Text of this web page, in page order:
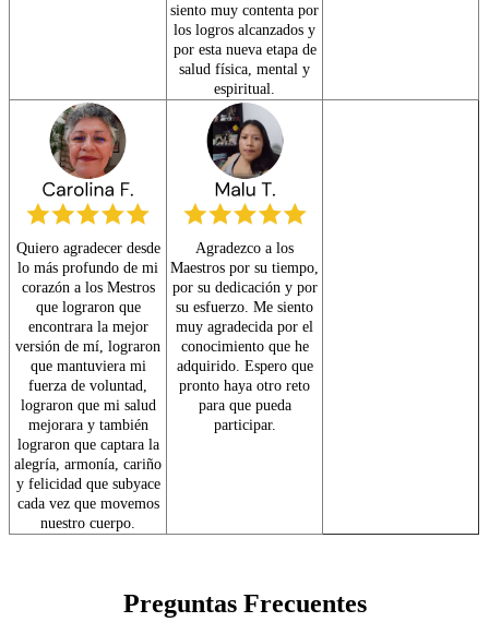
siento muy contenta por
los logros alcanzados y
por esta nueva etapa de
salud física, mental y
espiritual.
Quiero agradecer desde
lo más profundo de mi
corazón a los Mestros
que lograron que
encontrara la mejor
versión de mí, lograron
que mantuviera mi
fuerza de voluntad,
lograron que mi salud
mejorara y también
lograron que captara la
alegría, armonía, cariño
y felicidad que subyace
cada vez que movemos
nuestro cuerpo.
Agradezco a los
Maestros por su tiempo,
por su dedicación y por
su esfuerzo. Me siento
muy agradecida por el
conocimiento que he
adquirido. Espero que
pronto haya otro reto
para que pueda
participar.
Preguntas Frecuentes